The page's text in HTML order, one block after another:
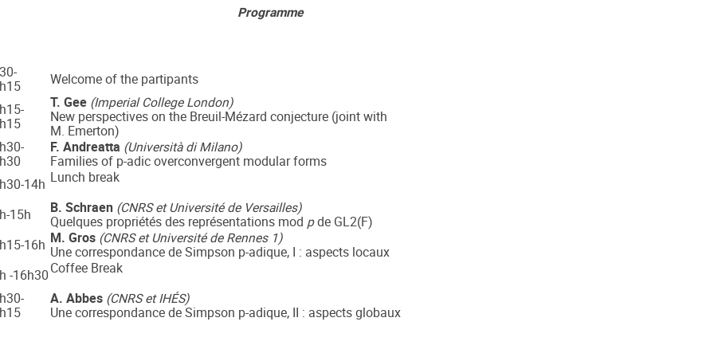
­Programme
Welcome of the partipants
T. Gee (Imperial College London)
New perspectives on the Breuil-Mézard conjecture (joint with
M. Emerton)
F. Andreatta (Università di Milano)
Families of p-adic overconvergent modular forms
14h Lunch break
15h B. Schraen (CNRS et Université de Versailles)
Quelques propriétés des représentations mod pde GL2(F)
16h M. Gros ­(CNRS et Université de Rennes 1)
Une correspondance de Simpson p-adique, I : aspects locaux
-16h30Coffee Break
A. Abbes (CNRS et IHÉS)
Une correspondance de Simpson p-adique, II : aspects globaux